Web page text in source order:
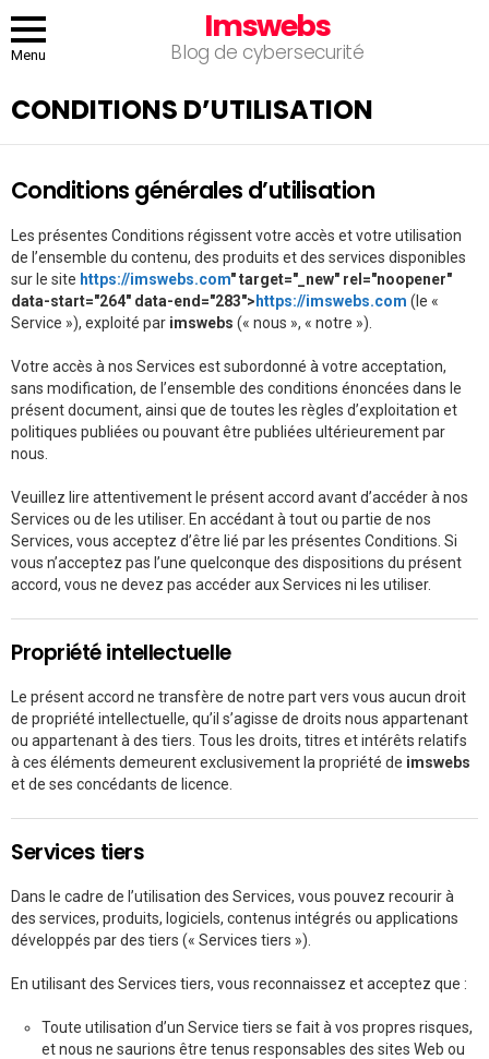
Menu
Imswebs
Blog de cybersecurité
CONDITIONS D’UTILISATION
Conditions générales d’utilisation
Les présentes Conditions régissent votre accès et votre utilisation
de l’ensemble du contenu, des produits et des services disponibles
sur le site https://imswebs.com" target="_new" rel="noopener"
data-start="264" data-end="283"> https://imswebs.com (le «
Service »), exploité par imswebs (« nous », « notre »).
Votre accès à nos Services est subordonné à votre acceptation,
sans modification, de l’ensemble des conditions énoncées dans le
présent document, ainsi que de toutes les règles d’exploitation et
politiques publiées ou pouvant être publiées ultérieurement par
nous.
Veuillez lire attentivement le présent accord avant d’accéder à nos
Services ou de les utiliser. En accédant à tout ou partie de nos
Services, vous acceptez d’être lié par les présentes Conditions. Si
vous n’acceptez pas l’une quelconque des dispositions du présent
accord, vous ne devez pas accéder aux Services ni les utiliser.
Propriété intellectuelle
Le présent accord ne transfère de notre part vers vous aucun droit
de propriété intellectuelle, qu’il s’agisse de droits nous appartenant
ou appartenant à des tiers. Tous les droits, titres et intérêts relatifs
à ces éléments demeurent exclusivement la propriété de imswebs
et de ses concédants de licence.
Services tiers
Dans le cadre de l’utilisation des Services, vous pouvez recourir à
des services, produits, logiciels, contenus intégrés ou applications
développés par des tiers (« Services tiers »).
En utilisant des Services tiers, vous reconnaissez et acceptez que :
Toute utilisation d’un Service tiers se fait à vos propres risques,
et nous ne saurions être tenus responsables des sites Web ou